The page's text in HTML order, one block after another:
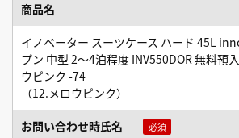
商品名
イノベーター スーツケース ハード 45L
プン 中型 2～4泊程度 INV550DOR 無料預
ウピンク -74
（12.メロウピンク）
お問い合わせ時氏名